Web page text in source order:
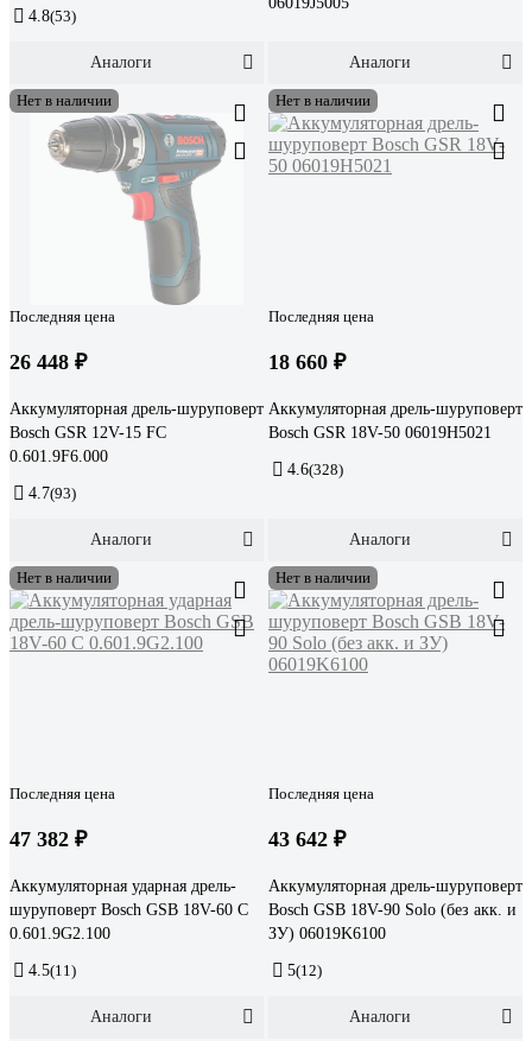
4.8(53)
Аналоги Аналоги
Нет в наличии
Последняя цена
26 448 ₽
Аккумуляторная дрель-шуруповерт
Bosch GSR 12V-15 FC
0.601.9F6.000
4.7(93)
Аналоги
Нет в наличии
Последняя цена
18 660 ₽
Аккумуляторная дрель-шуруповерт
Bosch GSR 18V-50 06019H5021
4.6(328)
Аналоги
Нет в наличии
Последняя цена
47 382 ₽
Аккумуляторная ударная дрель-
шуруповерт Bosch GSB 18V-60 C
0.601.9G2.100
4.5(11)
Аналоги
Нет в наличии
Последняя цена
43 642 ₽
Аккумуляторная дрель-шуруповерт
Bosch GSB 18V-90 Solo (без акк. и
ЗУ) 06019K6100
5(12)
Аналоги